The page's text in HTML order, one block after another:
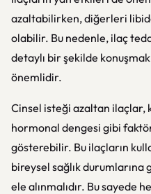
azaltabilirken, diğerleri
olabilir. Bu nedenle, ilaç
detaylı bir şekilde
önemlidir.
Cinsel isteği azaltan ilaçlar,
hormonal dengesi gibi
gösterebilir. Bu ilaçların
bireysel sağlık durumlarına
ele alınmalıdır. Bu sayede